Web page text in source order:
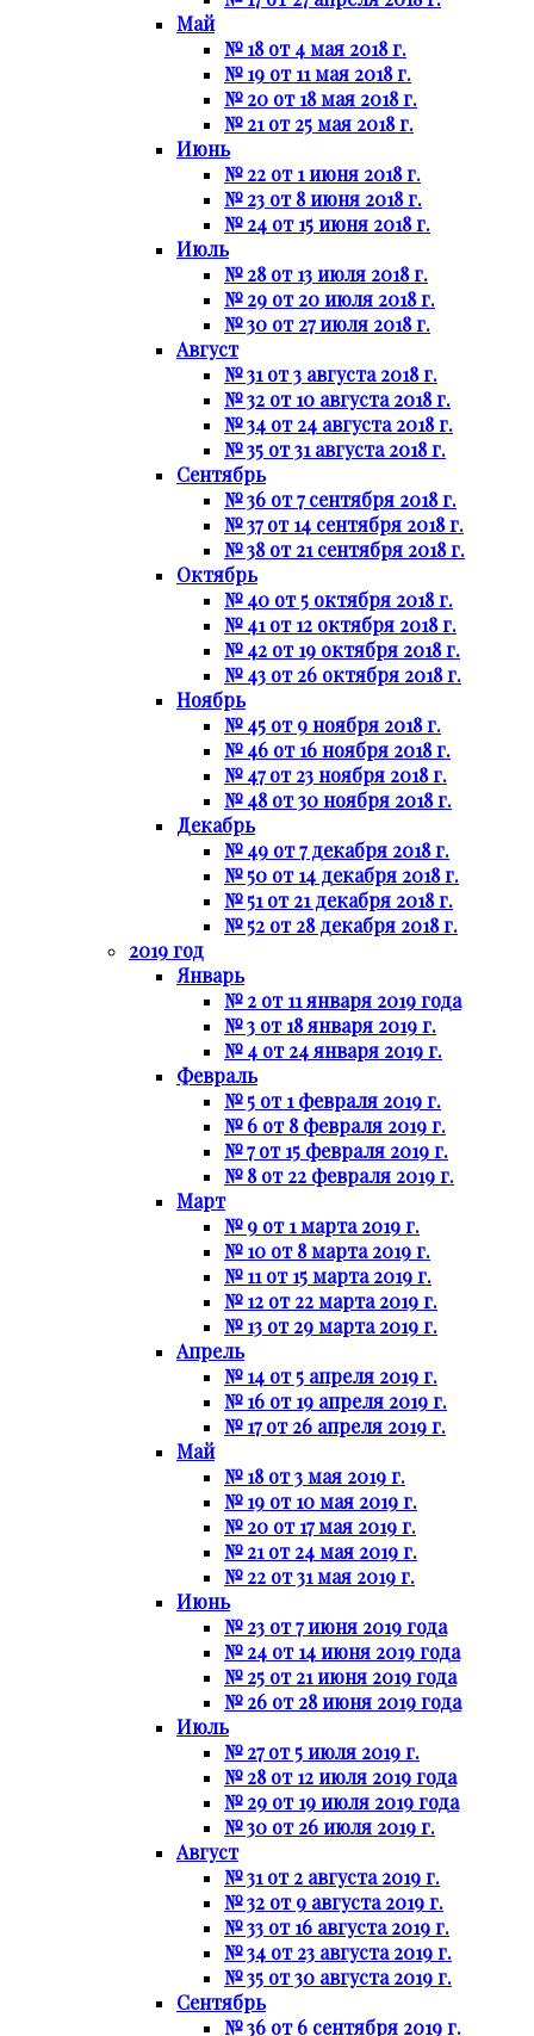
Май
№ 18 от 4 мая 2018 г.
№ 19 от 11 мая 2018 г.
№ 20 от 18 мая 2018 г.
№ 21 от 25 мая 2018 г.
Июнь
№ 22 от 1 июня 2018 г.
№ 23 от 8 июня 2018 г.
№ 24 от 15 июня 2018 г.
Июль
№ 28 от 13 июля 2018 г.
№ 29 от 20 июля 2018 г.
№ 30 от 27 июля 2018 г.
Август
№ 31 от 3 августа 2018 г.
№ 32 от 10 августа 2018 г.
№ 34 от 24 августа 2018 г.
№ 35 от 31 августа 2018 г.
Сентябрь
№ 36 от 7 сентября 2018 г.
№ 37 от 14 сентября 2018 г.
№ 38 от 21 сентября 2018 г.
Октябрь
№ 40 от 5 октября 2018 г.
№ 41 от 12 октября 2018 г.
№ 42 от 19 октября 2018 г.
№ 43 от 26 октября 2018 г.
Ноябрь
№ 45 от 9 ноября 2018 г.
№ 46 от 16 ноября 2018 г.
№ 47 от 23 ноября 2018 г.
№ 48 от 30 ноября 2018 г.
Декабрь
№ 49 от 7 декабря 2018 г.
№ 50 от 14 декабря 2018 г.
№ 51 от 21 декабря 2018 г.
№ 52 от 28 декабря 2018 г.
2019 год
Январь
№ 2 от 11 января 2019 года
№ 3 от 18 января 2019 г.
№ 4 от 24 января 2019 г.
Февраль
№ 5 от 1 февраля 2019 г.
№ 6 от 8 февраля 2019 г.
№ 7 от 15 февраля 2019 г.
№ 8 от 22 февраля 2019 г.
Март
№ 9 от 1 марта 2019 г.
№ 10 от 8 марта 2019 г.
№ 11 от 15 марта 2019 г.
№ 12 от 22 марта 2019 г.
№ 13 от 29 марта 2019 г.
Апрель
№ 14 от 5 апреля 2019 г.
№ 16 от 19 апреля 2019 г.
№ 17 от 26 апреля 2019 г.
Май
№ 18 от 3 мая 2019 г.
№ 19 от 10 мая 2019 г.
№ 20 от 17 мая 2019 г.
№ 21 от 24 мая 2019 г.
№ 22 от 31 мая 2019 г.
Июнь
№ 23 от 7 июня 2019 года
№ 24 от 14 июня 2019 года
№ 25 от 21 июня 2019 года
№ 26 от 28 июня 2019 года
Июль
№ 27 от 5 июля 2019 г.
№ 28 от 12 июля 2019 года
№ 29 от 19 июля 2019 года
№ 30 от 26 июля 2019 г.
Август
№ 31 от 2 августа 2019 г.
№ 32 от 9 августа 2019 г.
№ 33 от 16 августа 2019 г.
№ 34 от 23 августа 2019 г.
№ 35 от 30 августа 2019 г.
Сентябрь
№ 36 от 6 сентября 2019 г.